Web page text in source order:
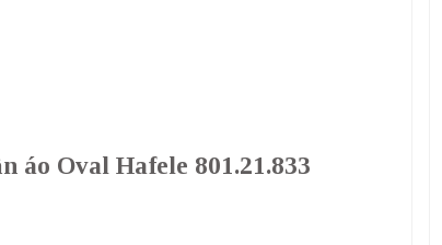
áo Oval Hafele 801.21.833